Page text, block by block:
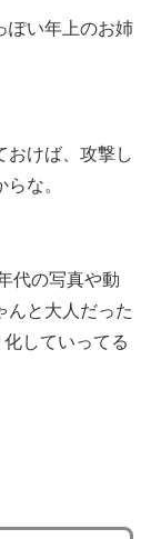
ぽい年上のお姉
おけば、攻撃し
な。
代の写真や動
んと大人だった
していってる